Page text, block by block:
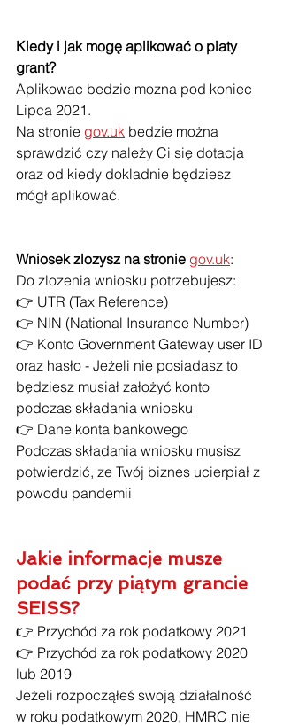
Kiedy i jak mogę aplikować o piaty
grant?
Aplikowac bedzie mozna pod koniec
Lipca 2021.
Na stronie gov.uk bedzie można
sprawdzić czy należy Ci się dotacja
oraz od kiedy dokladnie będziesz
mógł aplikować.
Wniosek zlozysz na stronie gov.uk:
Do zlozenia wniosku potrzebujesz:
👉 UTR (Tax Reference)
👉 NIN (National Insurance Number)
👉 Konto Government Gateway user ID
oraz hasło - Jeżeli nie posiadasz to
będziesz musiał założyć konto
podczas składania wniosku
👉 Dane konta bankowego
Podczas składania wniosku musisz
potwierdzić, ze Twój biznes ucierpiał z
powodu pandemii
Jakie informacje musze
podać przy piątym grancie
SEISS?
👉 Przychód za rok podatkowy 2021
👉 Przychód za rok podatkowy 2020
lub 2019
Jeżeli rozpocząłeś swoją działalność
w roku podatkowym 2020, HMRC nie